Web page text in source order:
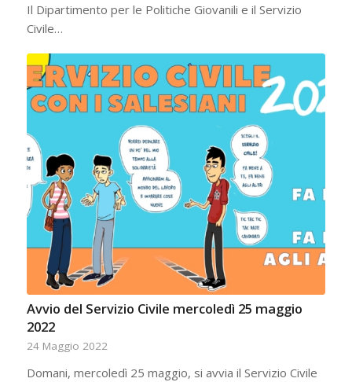
Il Dipartimento per le Politiche Giovanili e il Servizio
Civile…
Avvio del Servizio Civile mercoledì 25 maggio
2022
24 Maggio 2022
Domani, mercoledì 25 maggio, si avvia il Servizio Civile